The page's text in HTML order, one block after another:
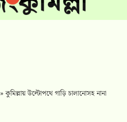
»কুমিল্লায় উল্টোপথে গাড়ি চালানোসহ নানা